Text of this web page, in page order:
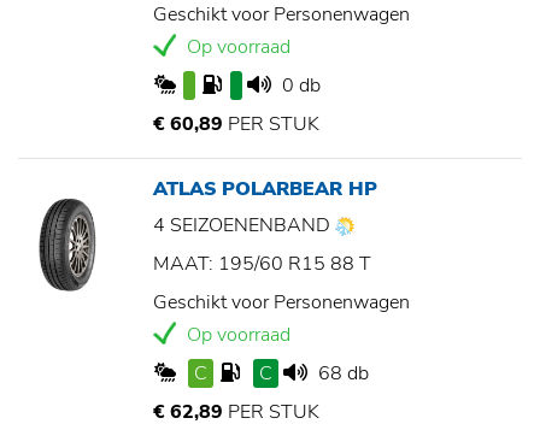
Geschikt voor Personenwagen
Op voorraad
0 db
€ 60,89 PER STUK
ATLAS POLARBEAR HP
4 SEIZOENENBAND
MAAT: 195/60 R15 88 T
Geschikt voor Personenwagen
Op voorraad
C
C
68 db
€ 62,89 PER STUK